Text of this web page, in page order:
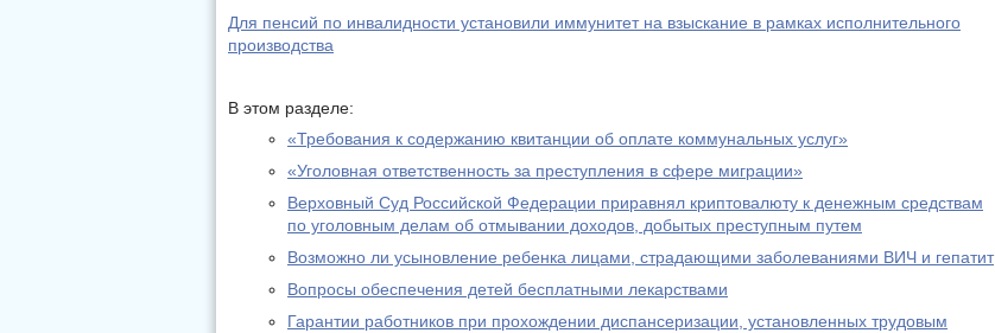
Для пенсий по инвалидности установили иммунитет на взыскание в рамках исполнительного
производства
В этом разделе:
«Требования к содержанию квитанции об оплате коммунальных услуг»
«Уголовная ответственность за преступления в сфере миграции»
Верховный Суд Российской Федерации приравнял криптовалюту к денежным средствам
по уголовным делам об отмывании доходов, добытых преступным путем
Возможно ли усыновление ребенка лицами, страдающими заболеваниями ВИЧ и гепатит
Вопросы обеспечения детей бесплатными лекарствами
Гарантии работников при прохождении диспансеризации, установленных трудовым